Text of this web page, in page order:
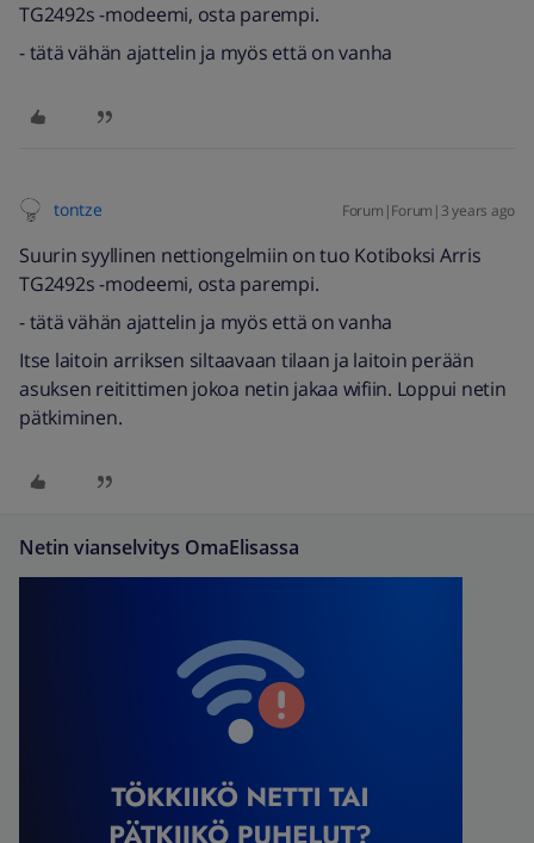
TG2492s -modeemi, osta parempi.
- tätä vähän ajattelin ja myös että on vanha
tontze Forum|Forum|3 years ago
Suurin syyllinen nettiongelmiin on tuo Kotiboksi Arris
TG2492s -modeemi, osta parempi.
- tätä vähän ajattelin ja myös että on vanha
Itse laitoin arriksen siltaavaan tilaan ja laitoin perään
asuksen reitittimen jokoa netin jakaa wifiin. Loppui netin
pätkiminen.
Netin vianselvitys OmaElisassa